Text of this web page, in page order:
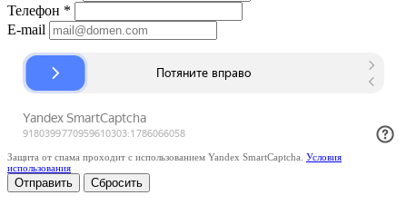
Телефон *
E-mail
Защита от спама проходит с использованием Yandex SmartCaptcha. Условия
использования
Сбросить